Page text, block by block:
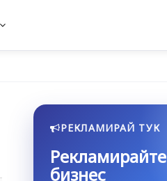
РЕКЛАМИРАЙ ТУК
бизнес